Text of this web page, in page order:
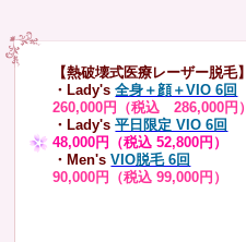
【熱破壊式医療レーザー脱毛】
・Lady's 全身＋顔＋VIO 6回
260,000円（税込 286,000円）
・Lady's平日限定 VIO 6回
48,000円（税込 52,800円）
・Men's VIO脱毛 6回
90,000円（税込 99,000円）